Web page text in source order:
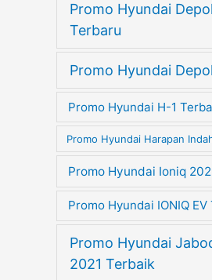
Promo Hyundai
Terbaru
Promo Hyundai
Promo Hyundai H-1
Promo Hyundai Harapan
Promo Hyundai Ioniq
Promo Hyundai IONIQ
Promo Hyundai
2021 Terbaik